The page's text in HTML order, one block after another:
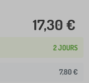
17,30 €
2 JOURS
7,80 €